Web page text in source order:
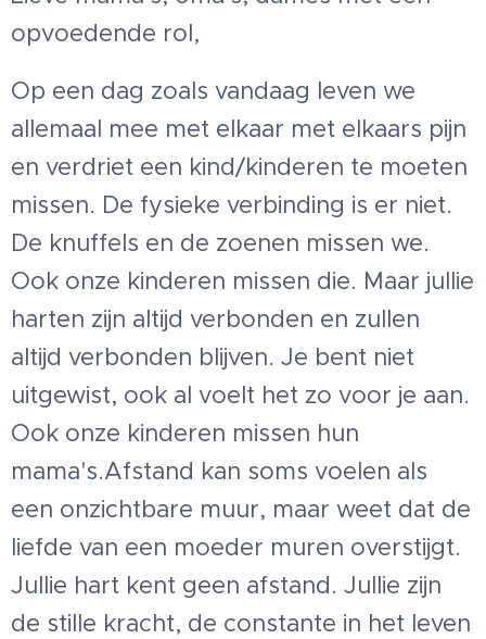
opvoedende rol,
Op een dag zoals vandaag leven we
allemaal mee met elkaar met elkaars pijn
en verdriet een kind/kinderen te moeten
missen. De fysieke verbinding is er niet.
De knuffels en de zoenen missen we.
Ook onze kinderen missen die. Maar jullie
harten zijn altijd verbonden en zullen
altijd verbonden blijven. Je bent niet
uitgewist, ook al voelt het zo voor je aan.
Ook onze kinderen missen hun
mama's.Afstand kan soms voelen als
een onzichtbare muur, maar weet dat de
liefde van een moeder muren overstijgt.
Jullie hart kent geen afstand. Jullie zijn
de stille kracht, de constante in het leven